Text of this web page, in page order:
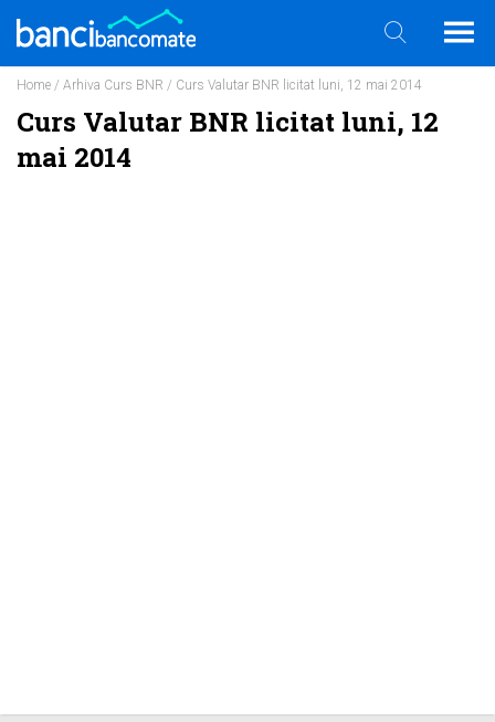
Home / Arhiva Curs BNR / Curs Valutar BNR licitat luni, 12 mai 2014
Curs Valutar BNR licitat luni, 12
mai 2014